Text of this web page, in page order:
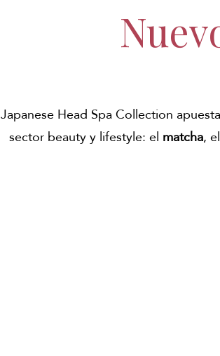
Japanese Head Spa Collection
sector beauty y lifestyle: el matcha,